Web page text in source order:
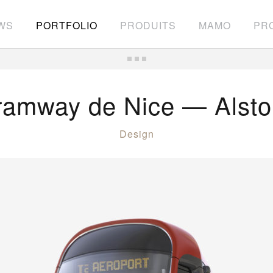
PORTFOLIO PRODUITS MAMO
de Nice —
Design